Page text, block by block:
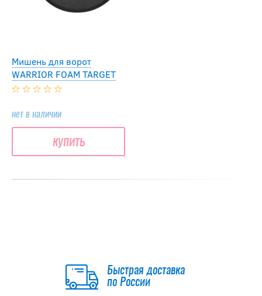
Мишень для ворот
WARRIOR FOAM TARGET
нет в наличии
купить
Быстрая доставка
по России